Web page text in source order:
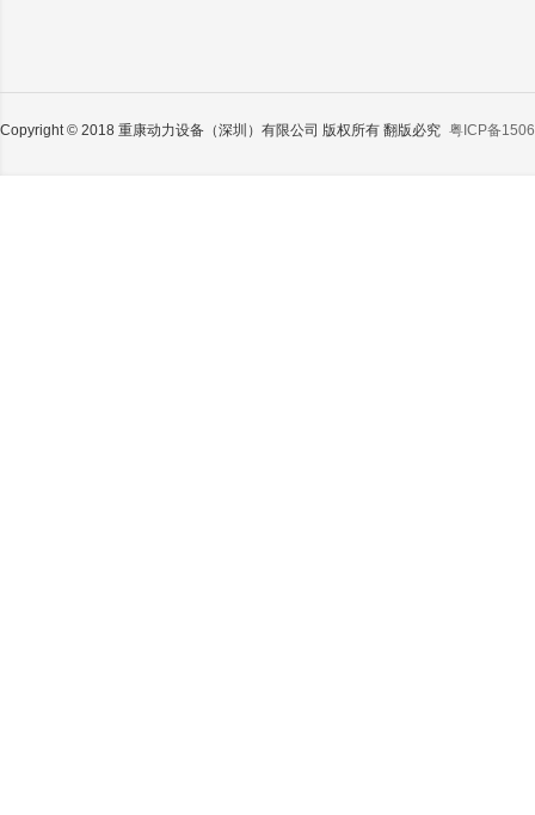
Copyright © 2018 重康动力设备（深圳）有限公司 版权所有 翻版必究 粤ICP备